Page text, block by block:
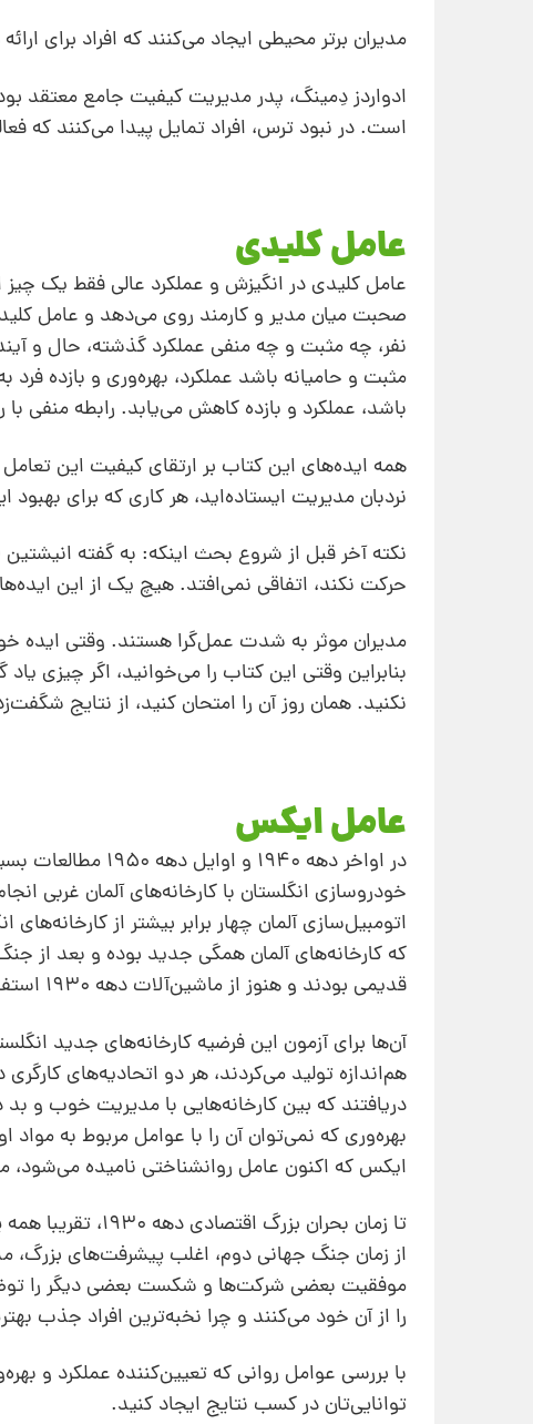
مدیران برتر محیطی ایجاد می‌کنند که افراد برای
است. در نبود ترس،‌ افراد تمایل پیدا می‌کنند که
عامل کلیدی
عامل کلیدی در انگیزش و عملکرد عالی فقط یک
صحبت میان مدیر و کارمند روی می‌دهد و عامل
نفر، چه مثبت و چه منفی عملکرد گذشته، حال و
مثبت و حامیانه باشد عملکرد، بهره‌وری و بازده
باشد، عملکرد و بازده کاهش می‌یابد. رابطه
همه ایده‌‌های این کتاب بر ارتقای کیفیت این
نردبان مدیریت ایستاده‌اید، هر کاری که برای
نکته آخر قبل از شروع بحث اینکه: به گفته
حرکت نکند، اتفاقی نمی‌افتد. هیچ‌ یک از این
مدیران موثر به شدت عمل‌گرا هستند. وقتی ایده
بنابراین وقتی این کتاب را می‌خوانید، ‌اگر چیزی
نکنید. همان روز آن را امتحان کنید، از نتایج
عامل ایکس
در اواخر دهه
خودروسازی انگلستان با کارخانه‌های آلمان غربی
اتومبیل‌سازی آلمان چهار برابر بیشتر از
که کارخانه‌های آلمان همگی جدید بوده و بعد از
قدیمی بودند و هنوز از ماشین‌آلات دهه 1930 استفاده می‌کردند.
آن‌ها برای آزمون این فرضیه کارخانه‌های جدید
هم‌اندازه تولید می‌کردند،‌ هر دو اتحادیه‌های
دریافتند که بین کارخانه‌هایی با مدیریت خوب و
بهره‌وری که نمی‌توان آن را با عوامل مربوط به
ایکس که اکنون عامل روانشناختى نامیده می‌شود، منجر به
تا زمان بحران
از زمان جنگ جهانی دوم، اغلب پیشرفت‌های بزرگ،
را از آن خود می‌کنند و چرا نخبه‌ترین افراد جذب
با بررسی عوامل روانی که تعیین‌کننده عملکرد و
توانایی‌تان در کسب نتایج ایجاد کنید.